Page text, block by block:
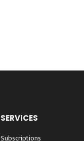
SERVICES
Subscriptions